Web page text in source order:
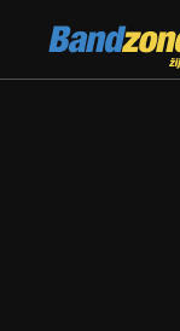
Bandzone.cz
žijeme hudbou